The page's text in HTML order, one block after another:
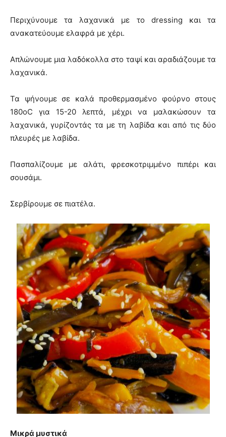
Περιχύνουμε τα λαχανικά με το dressing και τα
ανακατεύουμε ελαφρά με χέρι.
Απλώνουμε μια λαδόκολλα στο ταψί και αραδιάζουμε τα
λαχανικά.
Τα ψήνουμε σε καλά προθερμασμένο φούρνο στους
180οC για 15-20 λεπτά, μέχρι να μαλακώσουν τα
λαχανικά, γυρίζοντάς τα με τη λαβίδα και από τις δύο
πλευρές με λαβίδα.
Πασπαλίζουμε με αλάτι, φρεσκοτριμμένο πιπέρι και
σουσάμι.
Σερβίρουμε σε πιατέλα.
Μικρά μυστικά